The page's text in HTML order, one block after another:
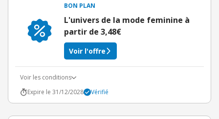
BON PLAN
L'univers de la mode feminine à
partir de 3,48€
Voir l'offre
Voir les conditions
Expire le 31/12/2028
Vérifié